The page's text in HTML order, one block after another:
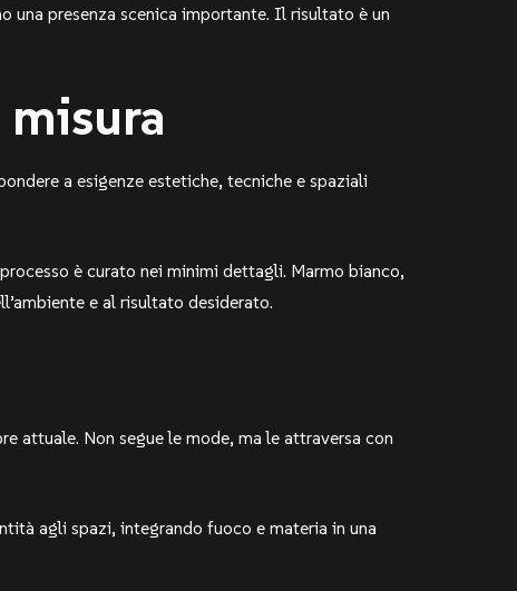
una presenza scenica importante. Il risultato è un
misura
a esigenze estetiche, tecniche e spaziali
è curato nei minimi dettagli. Marmo bianco,
e al risultato desiderato.
attuale. Non segue le mode, ma le attraversa con
agli spazi, integrando fuoco e materia in una